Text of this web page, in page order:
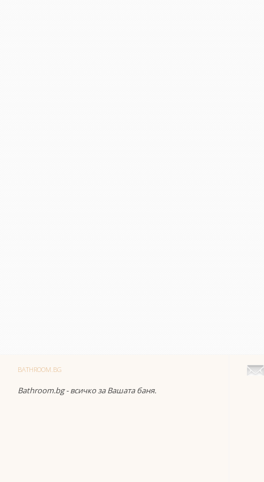
BATHROOM.BG
Bathroom.bg - всичко за Вашата баня.